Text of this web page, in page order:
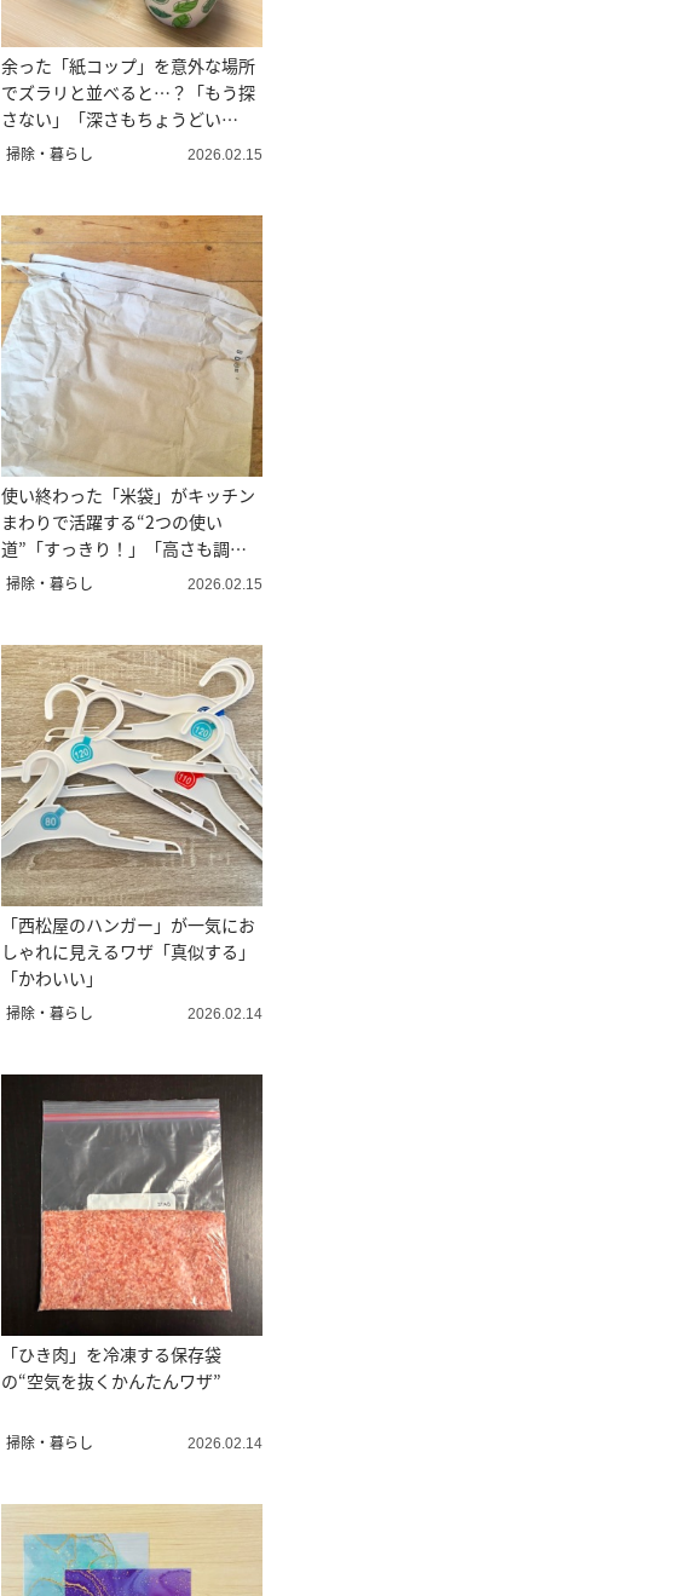
余った「紙コップ」を意外な場所
でズラリと並べると…？「もう探
さない」「深さもちょうどい
い！」
掃除・暮らし 2026.02.15
使い終わった「米袋」がキッチン
まわりで活躍する“2つの使い
道”「すっきり！」「高さも調整
しやすい」
掃除・暮らし 2026.02.15
「西松屋のハンガー」が一気にお
しゃれに見えるワザ「真似する」
「かわいい」
掃除・暮らし 2026.02.14
「ひき肉」を冷凍する保存袋
の“空気を抜くかんたんワザ”
掃除・暮らし 2026.02.14